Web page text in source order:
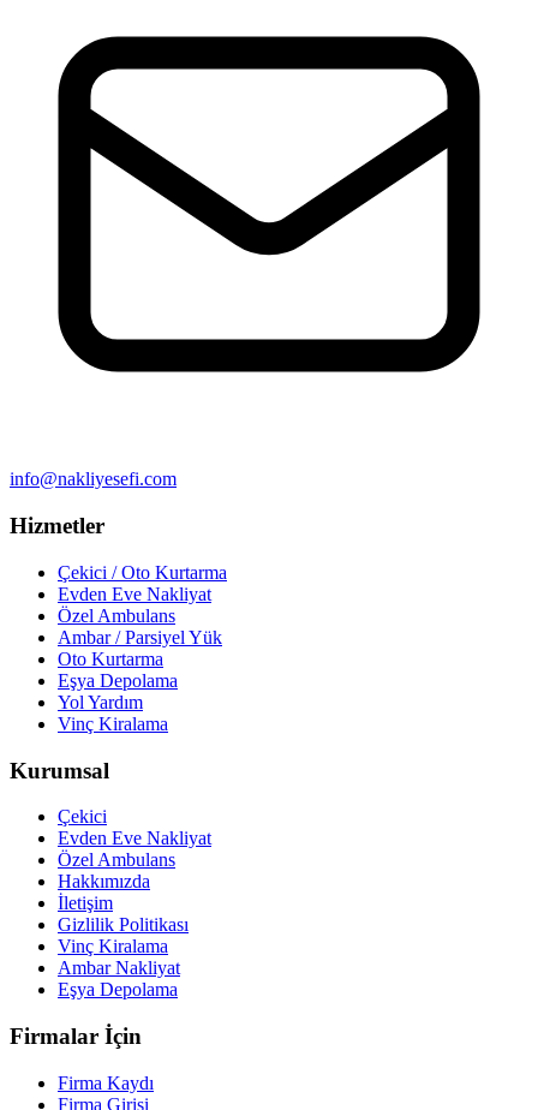
info@nakliyesefi.com
Hizmetler
Çekici / Oto Kurtarma
Evden Eve Nakliyat
Özel Ambulans
Ambar / Parsiyel Yük
Oto Kurtarma
Eşya Depolama
Yol Yardım
Vinç Kiralama
Kurumsal
Çekici
Evden Eve Nakliyat
Özel Ambulans
Hakkımızda
İletişim
Gizlilik Politikası
Vinç Kiralama
Ambar Nakliyat
Eşya Depolama
Firmalar İçin
Firma Kaydı
Firma Girişi